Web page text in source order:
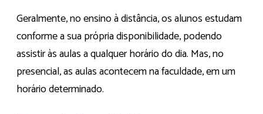
Geralmente, no ensino à distância, os alunos estudam
conforme a sua própria disponibilidade, podendo
assistir às aulas a qualquer horário do dia. Mas, no
presencial, as aulas acontecem na faculdade, em um
horário determinado.